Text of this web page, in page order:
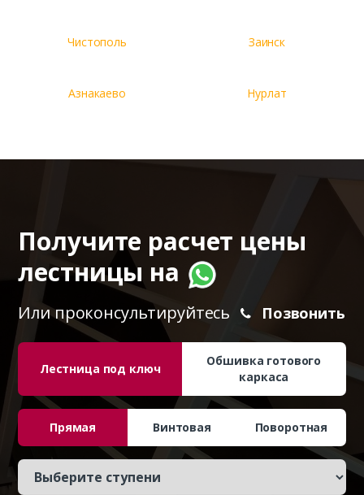
Чистополь Заинск
Азнакаево Нурлат
Получите расчет цены
лестницы на
Или проконсультируйтесь Позвонить
Лестница под ключ
Обшивка готового
каркаса
Прямая Винтовая Поворотная